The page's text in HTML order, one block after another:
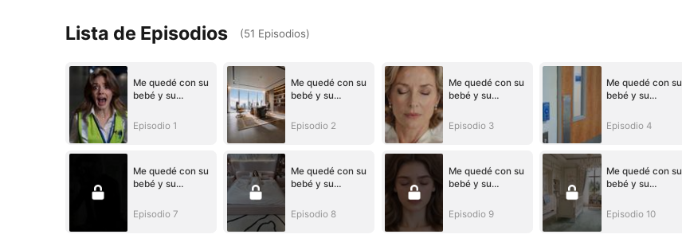
Lista de Episodios (51 Episodios)
Me quedé con su
bebé y su
Episodio 1
Me quedé con su
bebé y su
Episodio 2
Me quedé con su
bebé y su
Episodio 3
Me quedé con su
bebé y su
Episodio 4
Me quedé con su
bebé y su
Episodio 7
Me quedé con su
bebé y su
Episodio 8
Me quedé con su
bebé y su
Episodio 9
Me quedé con su
bebé y su
Episodio 10